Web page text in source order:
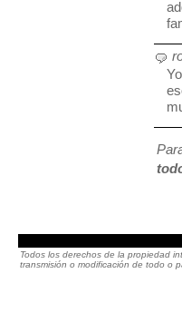
Todos los derechos de la propiedad
transmisión o modificación de todo o